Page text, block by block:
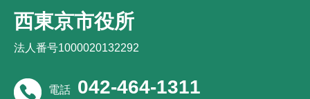
西東京市役所
法人番号1000020132292
電話 042-464-1311